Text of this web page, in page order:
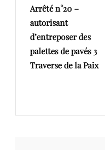
l’article
Post
Arrêté n°20 –
autorisant
d’entreposer des
palettes de pavés 3
Traverse de la Paix